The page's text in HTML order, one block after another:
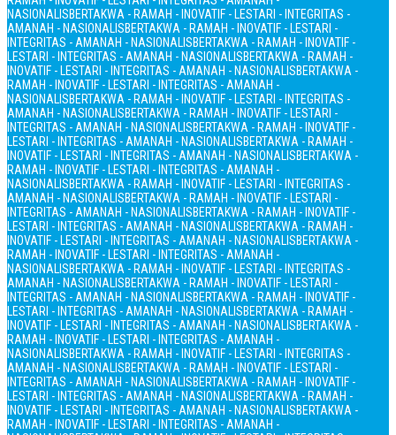
NASIONALISBERTAKWA - RAMAH - INOVATIF - LESTARI - INTEGRITAS -
AMANAH - NASIONALISBERTAKWA - RAMAH - INOVATIF - LESTARI -
INTEGRITAS - AMANAH - NASIONALISBERTAKWA - RAMAH - INOVATIF -
LESTARI - INTEGRITAS - AMANAH - NASIONALISBERTAKWA - RAMAH -
INOVATIF - LESTARI - INTEGRITAS - AMANAH - NASIONALISBERTAKWA -
RAMAH - INOVATIF - LESTARI - INTEGRITAS - AMANAH -
NASIONALISBERTAKWA - RAMAH - INOVATIF - LESTARI - INTEGRITAS -
AMANAH - NASIONALISBERTAKWA - RAMAH - INOVATIF - LESTARI -
INTEGRITAS - AMANAH - NASIONALISBERTAKWA - RAMAH - INOVATIF -
LESTARI - INTEGRITAS - AMANAH - NASIONALISBERTAKWA - RAMAH -
INOVATIF - LESTARI - INTEGRITAS - AMANAH - NASIONALISBERTAKWA -
RAMAH - INOVATIF - LESTARI - INTEGRITAS - AMANAH -
NASIONALISBERTAKWA - RAMAH - INOVATIF - LESTARI - INTEGRITAS -
AMANAH - NASIONALISBERTAKWA - RAMAH - INOVATIF - LESTARI -
INTEGRITAS - AMANAH - NASIONALISBERTAKWA - RAMAH - INOVATIF -
LESTARI - INTEGRITAS - AMANAH - NASIONALISBERTAKWA - RAMAH -
INOVATIF - LESTARI - INTEGRITAS - AMANAH - NASIONALISBERTAKWA -
RAMAH - INOVATIF - LESTARI - INTEGRITAS - AMANAH -
NASIONALISBERTAKWA - RAMAH - INOVATIF - LESTARI - INTEGRITAS -
AMANAH - NASIONALISBERTAKWA - RAMAH - INOVATIF - LESTARI -
INTEGRITAS - AMANAH - NASIONALISBERTAKWA - RAMAH - INOVATIF -
LESTARI - INTEGRITAS - AMANAH - NASIONALISBERTAKWA - RAMAH -
INOVATIF - LESTARI - INTEGRITAS - AMANAH - NASIONALISBERTAKWA -
RAMAH - INOVATIF - LESTARI - INTEGRITAS - AMANAH -
NASIONALISBERTAKWA - RAMAH - INOVATIF - LESTARI - INTEGRITAS -
AMANAH - NASIONALISBERTAKWA - RAMAH - INOVATIF - LESTARI -
INTEGRITAS - AMANAH - NASIONALISBERTAKWA - RAMAH - INOVATIF -
LESTARI - INTEGRITAS - AMANAH - NASIONALISBERTAKWA - RAMAH -
INOVATIF - LESTARI - INTEGRITAS - AMANAH - NASIONALISBERTAKWA -
RAMAH - INOVATIF - LESTARI - INTEGRITAS - AMANAH -